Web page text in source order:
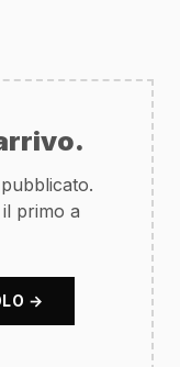
primo a
→